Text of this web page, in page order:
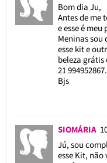
Bom dia Ju,
Antes de me
e esse é
Meninas sou
esse kit e
beleza grátis
21 994952867.
Bjs
SIOMÁRIA
Jú, sou
esse Kit, não